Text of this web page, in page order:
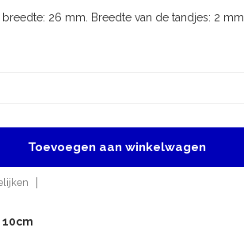
breedte: 26 mm. Breedte van de tandjes: 2 mm.
Toevoegen aan winkelwagen